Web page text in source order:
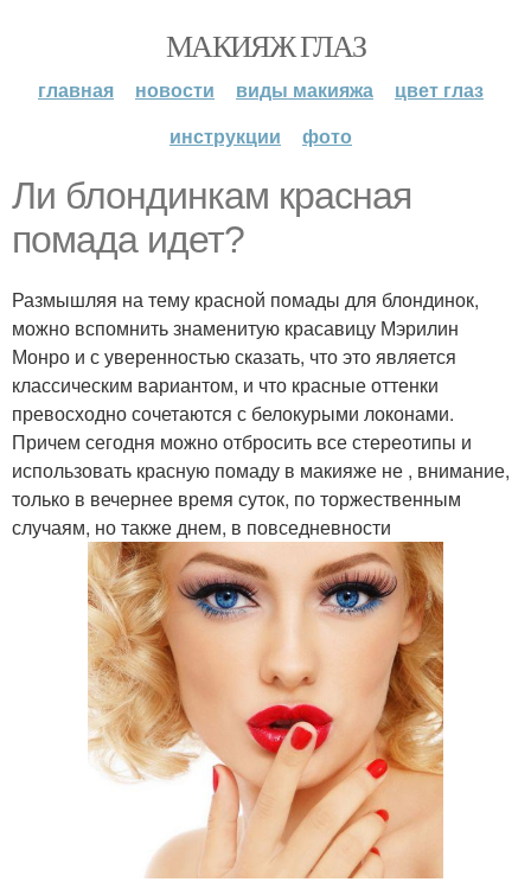
МАКИЯЖ ГЛАЗ
главная новости виды макияжа
цвет глаз
инструкции
фото
Ли блондинкам красная
помада идет?
Размышляя на тему красной помады для блондинок,
можно вспомнить знаменитую красавицу Мэрилин
Монро и с уверенностью сказать, что это является
классическим вариантом, и что красные оттенки
превосходно сочетаются с белокурыми локонами.
Причем сегодня можно отбросить все стереотипы и
использовать красную помаду в макияже не , внимание,
только в вечернее время суток, по торжественным
случаям, но также днем, в повседневности